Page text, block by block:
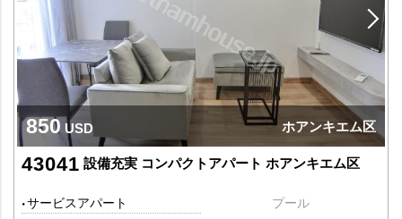
850 USD ホアンキエム区
43041 設備充実 コンパクトアパート ホアンキエム区
サービスアパート
プール